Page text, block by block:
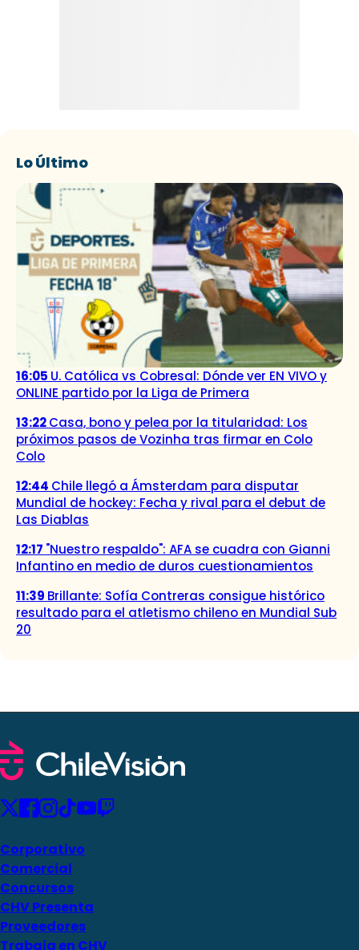
Lo Último
16:05 U. Católica vs Cobresal: Dónde ver EN VIVO y
ONLINE partido por la Liga de Primera
13:22Casa, bono y pelea por la titularidad: Los
próximos pasos de Vozinha tras firmar en Colo
Colo
12:44 Chile llegó a Ámsterdam para disputar
Mundial de hockey: Fecha y rival para el debut de
Las Diablas
12:17 "Nuestro respaldo": AFA se cuadra con Gianni
Infantino en medio de duros cuestionamientos
11:39 Brillante: Sofía Contreras consigue histórico
resultado para el atletismo chileno en Mundial Sub
20
Corporativo
Comercial
Concursos
CHV Presenta
Proveedores
Trabaja en CHV